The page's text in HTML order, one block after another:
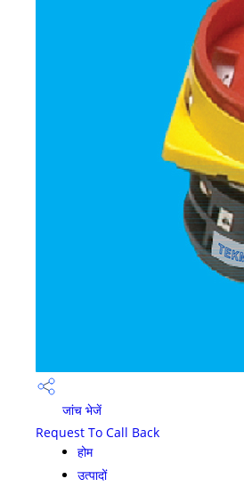
जांच भेजें
Request To Call Back
होम
उत्पादों